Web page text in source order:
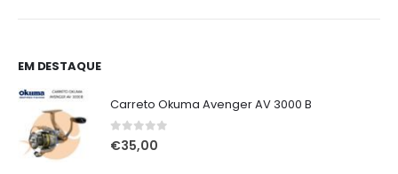
EM DESTAQUE
Carreto Okuma Avenger AV 3000 B
0out of 5
€35,00